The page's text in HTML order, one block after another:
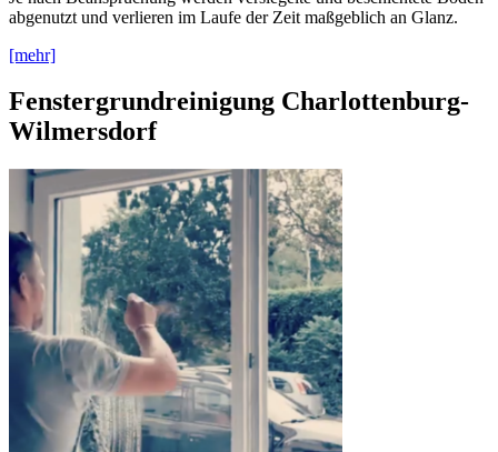
abgenutzt und verlieren im Laufe der Zeit maßgeblich an Glanz.
[mehr]
Fenstergrundreinigung Charlottenburg-
Wilmersdorf